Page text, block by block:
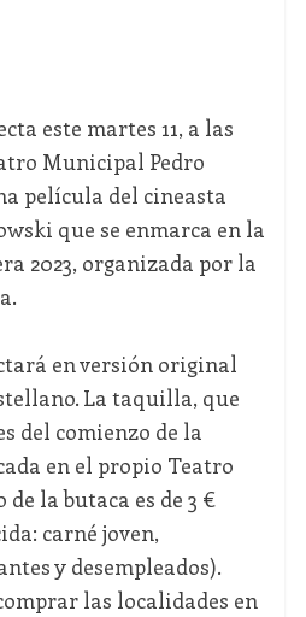
este martes 11, a las
Municipal Pedro
película del cineasta
que se enmarca en la
2023, organizada por la
en versión original
La taquilla, que
del comienzo de la
en el propio Teatro
la butaca es de 3 €
carné joven,
y desempleados).
las localidades en